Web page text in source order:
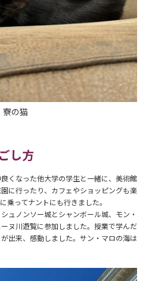
寮の猫
し方
くなった他大学の学生と一緒に、美術館
に行ったり、カフェやショッピングも楽
乗ってナントにも行きました。
ュノンソー城とシャンボール城、モン・
ヌ川遊覧に参加しました。授業で学んだ
出来、感動しました。サン・マロの海は